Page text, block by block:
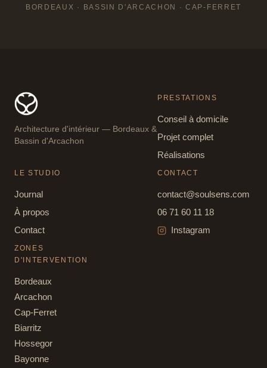
BORDEAUX · BASSIN D'ARCACHON · CAP-FERRET
Architecture d'intérieur — Bordeaux &
Bassin d'Arcachon
PRESTATIONS
Conseil à domicile
Projet complet
Réalisations
LE STUDIO
Journal
À propos
Contact
CONTACT
contact@soulsens.com
06 71 60 11 18
Instagram
ZONES
D'INTERVENTION
Bordeaux
Arcachon
Cap-Ferret
Biarritz
Hossegor
Bayonne